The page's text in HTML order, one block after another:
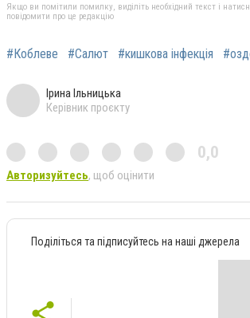
Якщо ви помітили помилку, виділіть необхідний текст і
повідомити про це редакцію
#Коблеве #Салют #кишкова інфекція
Ірина Ільницька
Керівник проєкту
0,0
Авторизуйтесь, щоб оцінити
Поділіться та підписуйтесь на наші джерела